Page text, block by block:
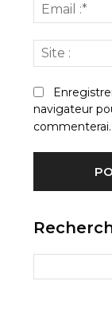
navigateur
commenterai.